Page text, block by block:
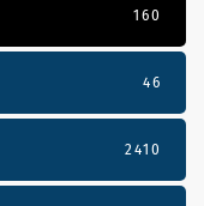
160
46
2410